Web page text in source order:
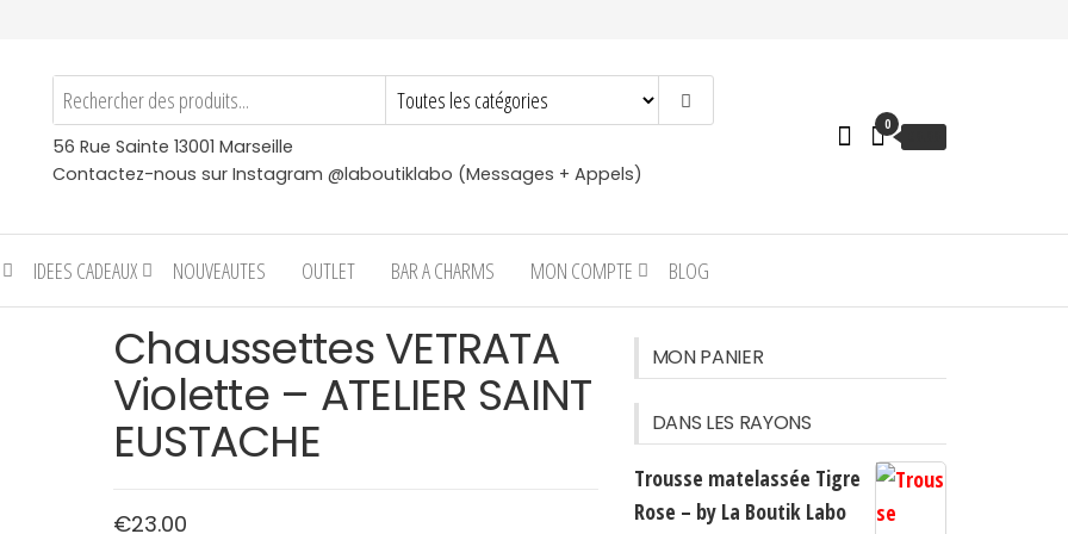
56 Rue Sainte 13001 Marseille
Contactez-nous sur Instagram @laboutiklabo (Messages + Appels)
0
IDEES CADEAUX NOUVEAUTES OUTLET BAR A CHARMS MON COMPTE BLOG
Chaussettes VETRATA
Violette – ATELIER SAINT
EUSTACHE
€23.00
MON PANIER
DANS LES RAYONS
Trousse matelassée Tigre
Rose – by La Boutik Labo